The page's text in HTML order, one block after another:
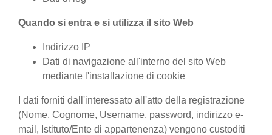
Quando si entra e si utilizza il sito Web
Indirizzo IP
Dati di navigazione all'interno del sito Web
mediante l'installazione di cookie
I dati forniti dall'interessato all'atto della registrazione
(Nome, Cognome, Username, password, indirizzo e-
mail, Istituto/Ente di appartenenza) vengono custoditi